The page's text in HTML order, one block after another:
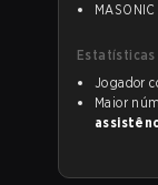
Jogador
Maior